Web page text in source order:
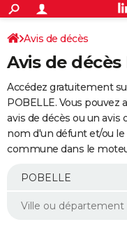
ACTUALITÉS
Politique
Société
Faits Divers
Education
Monde
Villes
+
SPORT
Coupe du monde 2026
Football
Tennis
Cyclisme
Rugby
Forum
Programme TV
TNT
Streaming
Cinéma
Sorties cinéma
Musique
+
FINANCE
Retraite
Epargne
Immobilier
Risques naturels par ville
Banque
Assurance
AUTO
Essais
Réserver un essai
Citadines
Berlines
SUV
Forum auto
+
Mobiles
Meilleur smartphone
Internet
Ordinateurs
Jeux vidéo
Guide high-tech
Aménagement intérieur
Avis de décès
Avis de décès
Accédez gratuitement
POBELLE. Vous
avis de décès ou un
nom d'un défunt et/ou
commune dans le